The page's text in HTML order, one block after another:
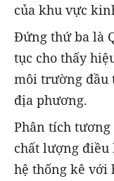
của khu vực
Đứng thứ ba là
tục cho thấy
môi trường đầu
địa phương.
Phân tích tương
chất lượng điều
hệ thống kê với